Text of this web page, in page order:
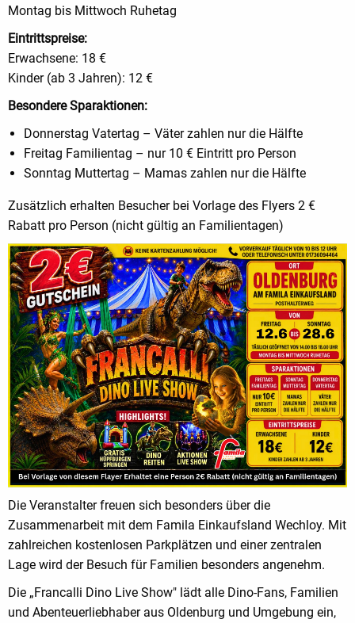
Montag bis Mittwoch Ruhetag
Eintrittspreise:
Erwachsene: 18 €
Kinder (ab 3 Jahren): 12 €
Besondere Sparaktionen:
Donnerstag Vatertag – Väter zahlen nur die Hälfte
Freitag Familientag – nur 10 € Eintritt pro Person
Sonntag Muttertag – Mamas zahlen nur die Hälfte
Zusätzlich erhalten Besucher bei Vorlage des Flyers 2 €
Rabatt pro Person (nicht gültig an Familientagen)
Die Veranstalter freuen sich besonders über die
Zusammenarbeit mit dem Famila Einkaufsland Wechloy. Mit
zahlreichen kostenlosen Parkplätzen und einer zentralen
Lage wird der Besuch für Familien besonders angenehm.
Die „Francalli Dino Live Show" lädt alle Dino-Fans, Familien
und Abenteuerliebhaber aus Oldenburg und Umgebung ein,